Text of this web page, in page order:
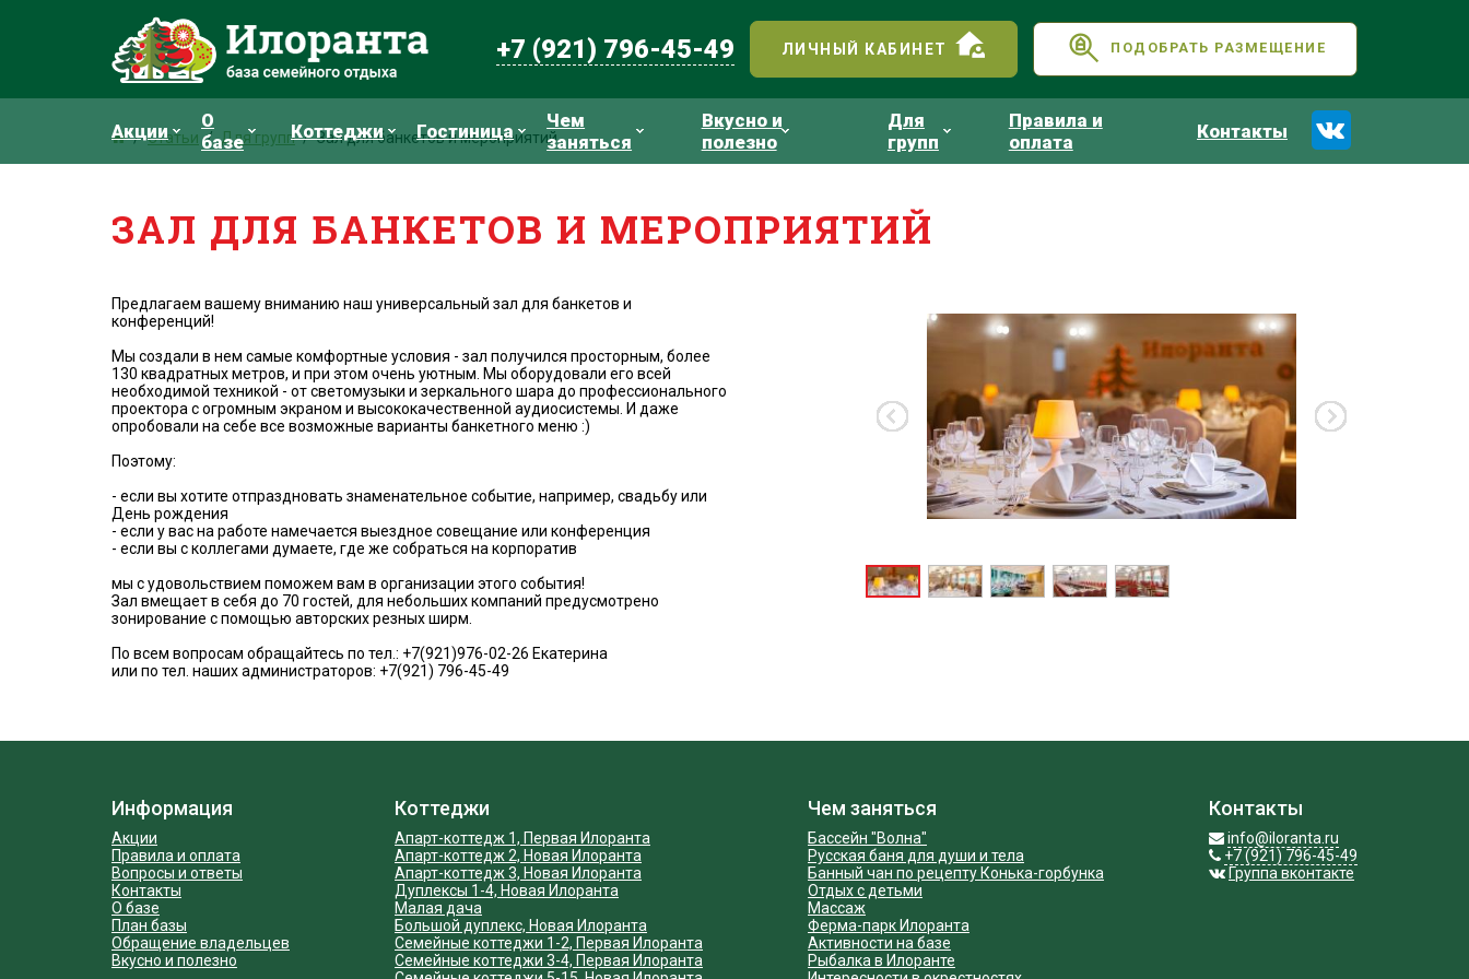
+7 (921) 796-45-49 ЛИЧНЫЙ КАБИНЕТ ПОДОБРАТЬ РАЗМЕЩЕНИЕ
Акции
О
базе
Коттеджи Гостиница
Чем
заняться
Вкусно и
полезно
Для
групп
Правила и
оплата
Контакты
Статьи Для групп Зал для банкетов и мероприятий
ЗАЛ ДЛЯ БАНКЕТОВ И МЕРОПРИЯТИЙ
Предлагаем вашему вниманию наш универсальный зал для банкетов и
конференций!
Мы создали в нем самые комфортные условия - зал получился просторным, более
130 квадратных метров, и при этом очень уютным. Мы оборудовали его всей
необходимой техникой - от светомузыки и зеркального шара до профессионального
проектора с огромным экраном и высококачественной аудиосистемы. И даже
опробовали на себе все возможные варианты банкетного меню :)
Поэтому:
- если вы хотите отпраздновать знаменательное событие, например, свадьбу или
День рождения
- если у вас на работе намечается выездное совещание или конференция
- если вы с коллегами думаете, где же собраться на корпоратив
мы с удовольствием поможем вам в организации этого события!
Зал вмещает в себя до 70 гостей, для небольших компаний предусмотрено
зонирование с помощью авторских резных ширм.
По всем вопросам обращайтесь по тел.: +7(921)976-02-26 Екатерина
или по тел. наших администраторов: +7(921) 796-45-49​
Информация
Акции
Правила и оплата
Вопросы и ответы
Контакты
О базе
План базы
Обращение владельцев
Вкусно и полезно
Коттеджи
Апарт-коттедж 1, Первая Илоранта
Апарт-коттедж 2, Новая Илоранта
Апарт-коттедж 3, Новая Илоранта
Дуплексы 1-4, Новая Илоранта
Малая дача
Большой дуплекс, Новая Илоранта
Cемейные коттеджи 1-2, Первая Илоранта
Семейные коттеджи 3-4, Первая Илоранта
Чем заняться
Бассейн "Волна"
Русская баня для души и тела
Банный чан по рецепту Конька-горбунка
Отдых с детьми
Массаж
Ферма-парк Илоранта
Активности на базе
Рыбалка в Илоранте
Контакты
info@iloranta.ru
+7 (921) 796-45-49
Группа вконтакте